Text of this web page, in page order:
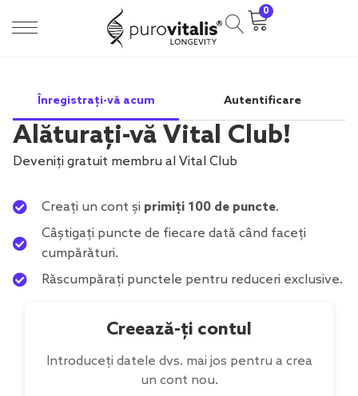
0
Înregistrați-vă acum Autentificare
Alăturați-vă Vital Club!
Deveniți gratuit membru al Vital Club
Creați un cont și primiți 100 de puncte.
Câștigați puncte de fiecare dată când faceți
cumpărături.
Răscumpărați punctele pentru reduceri exclusive.
Creează-ți contul
Introduceți datele dvs. mai jos pentru a crea
un cont nou.